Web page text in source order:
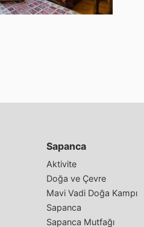
Sapanca
Aktivite
Doğa ve Çevre
Mavi Vadi Doğa Kampı
Sapanca
Sapanca Mutfağı